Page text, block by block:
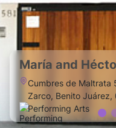
María and
Cumbres de Maltrata
Zarco, Benito Juárez,
Performing Arts